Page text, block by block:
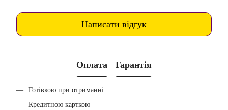
Написати відгук
Оплата Гарантія
Готівкою при отриманні
Кредитною карткою